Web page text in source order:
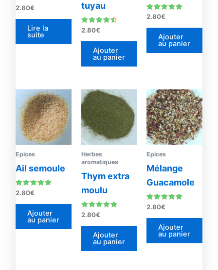
2.80€
Lire la
suite
tuyau
Note
4.33
sur 5
2.80€
Ajouter
au panier
Note
sur 5
2.80€
Ajouter
au panier
Epices
Ail semoule
Note
sur 5
2.80€
Ajouter
au panier
Herbes
aromatiques
Thym extra
moulu
Note
sur 5
2.80€
Ajouter
au panier
Epices
Mélange
Guacamole
Note
sur 5
2.80€
Ajouter
au panier